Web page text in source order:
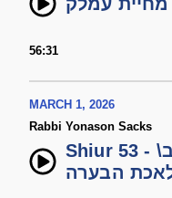
56:31
MARCH 1, 2026
Rabbi Yonason Sacks
Shiur 53 - מורא מקדש חלק ב\
הבערה